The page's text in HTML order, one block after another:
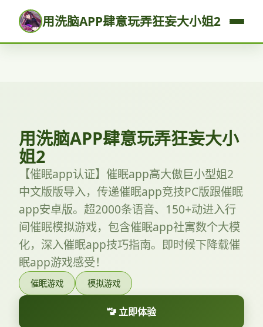
用洗脑APP肆意玩弄狂妄大小姐2
用洗脑APP肆意玩弄狂妄大小
姐2
【催眠app认证】催眠app高大傲巨小型姐2
中文版版导入，传递催眠app竞技PC版跟催眠
app安卓版。超2000条语音、150+动进入行
间催眠模拟游戏，包含催眠app社寓数个大模
化，深入催眠app技巧指南。即时候下降载催
眠app游戏感受！
催眠游戏 模拟游戏
🚾 立即体验